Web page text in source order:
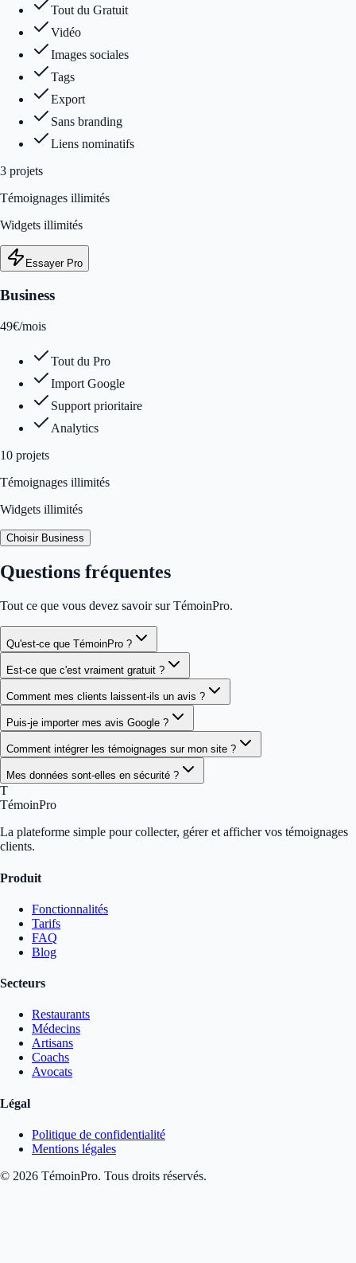
Tout du Gratuit
Vidéo
Images sociales
Tags
Export
Sans branding
Liens nominatifs
3 projets
Témoignages illimités
Widgets illimités
Essayer Pro
Business
49€/mois
Tout du Pro
Import Google
Support prioritaire
Analytics
10 projets
Témoignages illimités
Widgets illimités
Choisir Business
Questions fréquentes
Tout ce que vous devez savoir sur TémoinPro.
Qu'est-ce que TémoinPro ?
Est-ce que c'est vraiment gratuit ?
Comment mes clients laissent-ils un avis ?
Puis-je importer mes avis Google ?
Comment intégrer les témoignages sur mon site ?
Mes données sont-elles en sécurité ?
T
TémoinPro
La plateforme simple pour collecter, gérer et afficher vos témoignages
clients.
Produit
Fonctionnalités
Tarifs
FAQ
Blog
Secteurs
Restaurants
Médecins
Artisans
Coachs
Avocats
Légal
Politique de confidentialité
Mentions légales
© 2026 TémoinPro. Tous droits réservés.